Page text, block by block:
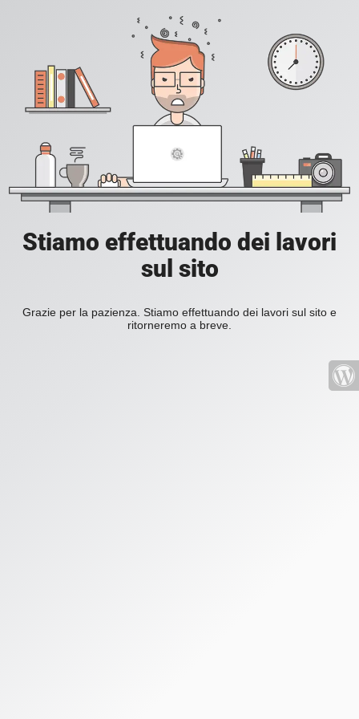
Stiamo effettuando dei lavori
sul sito
Grazie per la pazienza. Stiamo effettuando dei lavori sul sito e
ritorneremo a breve.